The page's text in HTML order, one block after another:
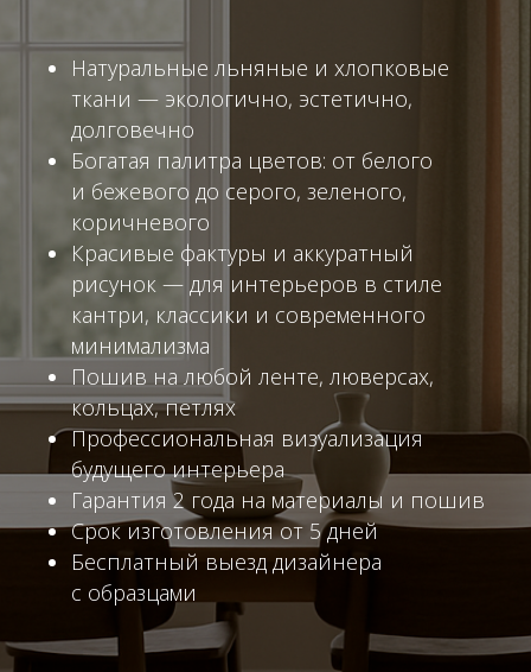
Натуральные льняные и хлопковые
ткани — экологично, эстетично,
долговечно
Богатая палитра цветов: от белого
и бежевого до серого, зеленого,
коричневого
Красивые фактуры и аккуратный
рисунок — для интерьеров в стиле
кантри, классики и современного
минимализма
Пошив на любой ленте, люверсах,
кольцах, петлях
Профессиональная визуализация
будущего интерьера
Гарантия 2 года на материалы и пошив
Срок изготовления от 5 дней
Бесплатный выезд дизайнера
с образцами